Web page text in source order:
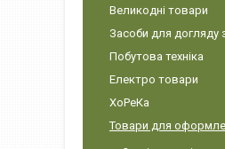
Великодні товари
Засоби для догляду
Побутова техніка
Електро товари
ХоРеКа
Товари для